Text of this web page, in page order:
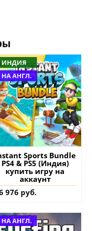
ИНДИЯ
НА АНГЛ.
Sports Bundle
PS4 & PS5 (Индия)
купить игру на
аккаунт
976 руб.
НА АНГЛ.